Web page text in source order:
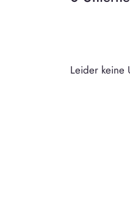
Leider keine